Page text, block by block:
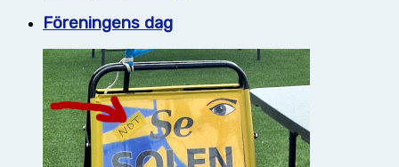
Föreningens dag